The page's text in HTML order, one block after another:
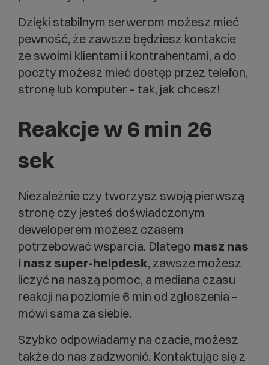
Dzięki stabilnym serwerom możesz mieć
pewność, że zawsze będziesz kontakcie
ze swoimi klientami i kontrahentami, a do
poczty możesz mieć dostęp przez telefon,
stronę lub komputer – tak, jak chcesz!
Reakcje w 6 min 26
sek
Niezależnie czy tworzysz swoją pierwszą
stronę czy jesteś doświadczonym
deweloperem możesz czasem
potrzebować wsparcia. Dlatego masz nas
i nasz super-helpdesk, zawsze możesz
liczyć na naszą pomoc, a mediana czasu
reakcji na poziomie 6 min od zgłoszenia –
mówi sama za siebie.
Szybko odpowiadamy na czacie, możesz
także do nas zadzwonić. Kontaktując się z